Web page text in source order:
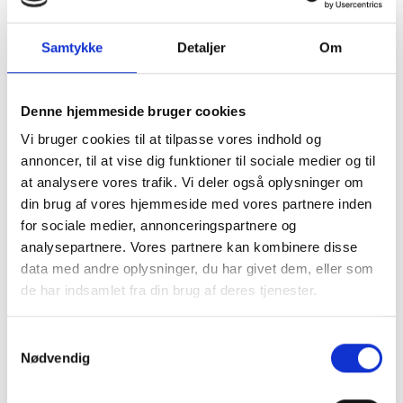
Samtykke Detaljer Om
Denne hjemmeside bruger cookies
Vi bruger cookies til at tilpasse vores indhold og
annoncer, til at vise dig funktioner til sociale medier og til
at analysere vores trafik. Vi deler også oplysninger om
din brug af vores hjemmeside med vores partnere inden
for sociale medier, annonceringspartnere og
analysepartnere. Vores partnere kan kombinere disse
data med andre oplysninger, du har givet dem, eller som
de har indsamlet fra din brug af deres tjenester.
Nødvendig
Fredag
Lakcent
er
Ellehammervej
9
DK – 9900
Frederikshavn
Kontakt
+45 27 14 36 28
lj@backhausen-
as.dk